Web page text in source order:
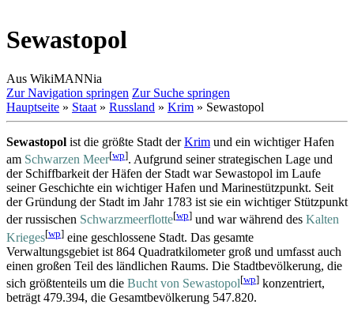
Sewastopol
Aus WikiMANNia
Zur Navigation springen Zur Suche springen
Hauptseite » Staat » Russland » Krim » Sewastopol
Sewastopol ist die größte Stadt derKrim und ein wichtiger Hafen
am Schwarzen Meer[wp]. Aufgrund seiner strategischen Lage und
der Schiffbarkeit der Häfen der Stadt war Sewastopol im Laufe
seiner Geschichte ein wichtiger Hafen und Marine­stützpunkt. Seit
der Gründung der Stadt im Jahr 1783 ist sie ein wichtiger Stützpunkt
der russischen Schwarzmeerflotte[wp] und war während des Kalten
Krieges[wp] eine geschlossene Stadt. Das gesamte
Verwaltungsgebiet ist 864 Quadrat­kilometer groß und umfasst auch
einen großen Teil des ländlichen Raums. Die Stadt­bevölkerung, die
sich größtenteils um die Bucht von Sewastopol[wp] konzentriert,
beträgt 479.394, die Gesamt­bevölkerung 547.820.